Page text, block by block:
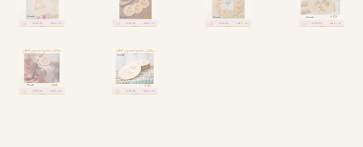
Hair Accessories اكسسوارات الشعر